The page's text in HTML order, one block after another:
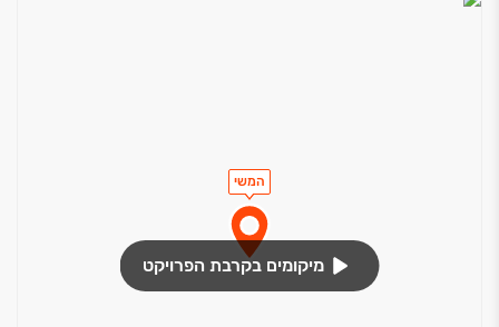
המשי
מיקומים בקרבת הפרויקט